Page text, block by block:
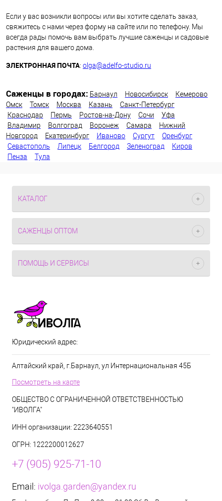
Если у вас возникли вопросы или вы хотите сделать заказ,
свяжитесь с нами через форму на сайте или по телефону. Мы
всегда рады помочь вам выбрать лучшие саженцы и садовые
растения для вашего дома.
ЭЛЕКТРОННАЯ ПОЧТА: olga@adelfo-studio.ru
Саженцы в городах: Барнаул Новосибирск
Кемерово
Омск
Томск Москва Казань
Санкт-Петербург
Краснодар
Пермь Ростов-на-Дону Сочи
Уфа
Владимир
Волгоград Воронеж Самара
Нижний
Новгород
Екатеринбург Иваново Сургут
Оренбург
Севастополь
Липецк Белгород Зеленоград
Киров
Пенза
Тула
КАТАЛОГ
САЖЕНЦЫ ОПТОМ
ПОМОЩЬ И СЕРВИСЫ
Юридический адрес:
Алтайский край, г.Барнаул, ул Интернациональная 45Б
Посмотреть на карте
ОБЩЕСТВО С ОГРАНИЧЕННОЙ ОТВЕТСТВЕННОСТЬЮ
"ИВОЛГА"
ИНН организации: 2223640551
ОГРН: 1222200012627
+7 (905) 925-71-10
Email: ivolga.garden@yandex.ru